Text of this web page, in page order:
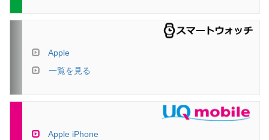
Apple
一覧を見る
Apple iPhone